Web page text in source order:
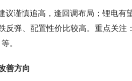
谨慎追高，逢回调布局；锂电有
反弹、配置性价比较高。重点关注
。
善方向